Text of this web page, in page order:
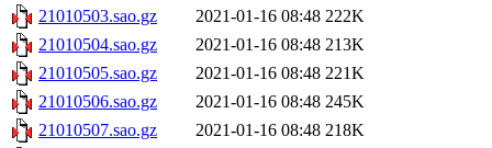
21010503.sao.gz
2021-01-16 08:48 222K
21010504.sao.gz
2021-01-16 08:48 213K
21010505.sao.gz
2021-01-16 08:48 221K
21010506.sao.gz
2021-01-16 08:48 245K
21010507.sao.gz
2021-01-16 08:48 218K